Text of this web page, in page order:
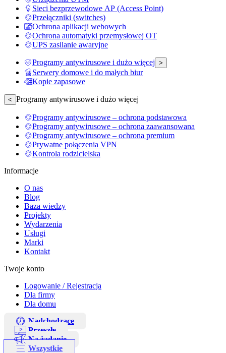
Sieci bezprzewodowe AP (Access Point)
Przełączniki (switches)
Ochrona aplikacji webowych
Ochrona automatyki przemysłowej OT
UPS zasilanie awaryjne
Programy antywirusowe i dużo więcej >
Serwery domowe i do małych biur
Kopie zapasowe
< Programy antywirusowe i dużo więcej
Programy antywirusowe – ochrona podstawowa
Programy antywirusowe – ochrona zaawansowana
Programy antywirusowe – ochrona premium
Prywatne połączenia VPN
Kontrola rodzicielska
Informacje
O nas
Blog
Baza wiedzy
Projekty
Wydarzenia
Usługi
Marki
Kontakt
Twoje konto
Logowanie / Rejestracja
Dla firmy
Dla domu
Nadchodzące
Przeszłe
Na żądanie
Wszystkie